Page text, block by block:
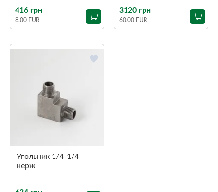
416 грн
8.00 EUR
3120 грн
60.00 EUR
favorite
Угольник 1/4-1/4
нерж